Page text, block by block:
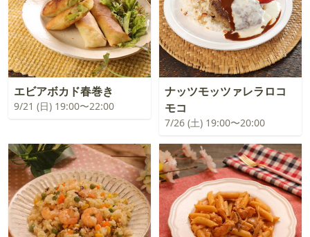
エビアボカド春巻き
9/21 (日) 19:00〜22:00
ナッツモッツァレラロコ
モコ
7/26 (土) 19:00〜20:00